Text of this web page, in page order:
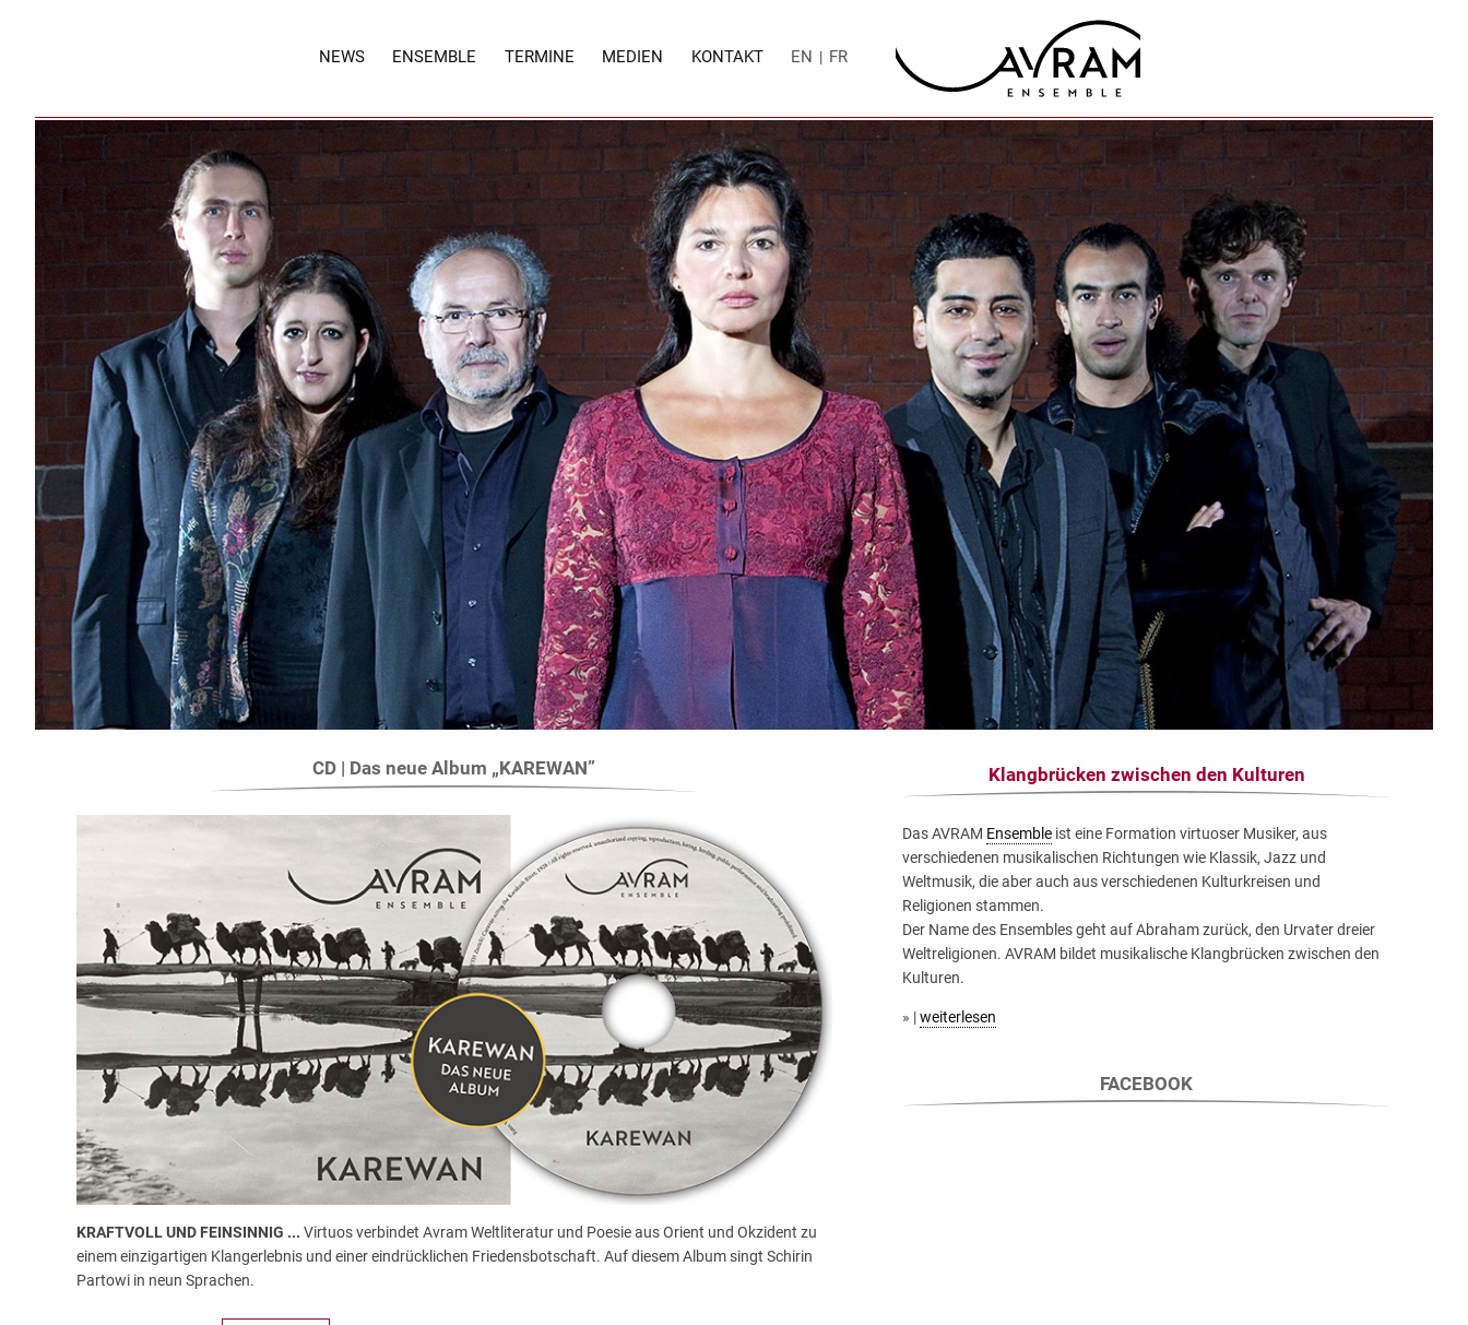
NEWS ENSEMBLE TERMINE MEDIEN KONTAKT EN | FR
CD | Das neue Album „KAREWAN”
KRAFTVOLL UND FEINSINNIG ... Virtuos verbindet Avram Weltliteratur und Poesie aus Orient und Okzident zu
einem einzigartigen Klangerlebnis und einer eindrücklichen Friedensbotschaft. Auf diesem Album singt Schirin
Partowi in neun Sprachen.
Klangbrücken zwischen den Kulturen
Das AVRAM Ensembleist eine Formation virtuoser Musiker, aus
verschiedenen musikalischen Richtungen wie Klassik, Jazz und
Weltmusik, die aber auch aus verschiedenen Kulturkreisen und
Religionen stammen.
Der Name des Ensembles geht auf Abraham zurück, den Urvater dreier
Weltreligionen. AVRAM bildet musikalische Klangbrücken zwischen den
Kulturen.
» |weiterlesen
FACEBOOK